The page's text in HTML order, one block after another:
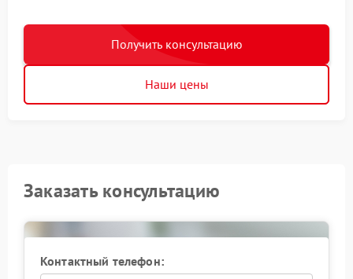
Получить консультацию
Наши цены
Заказать консультацию
Контактный телефон: